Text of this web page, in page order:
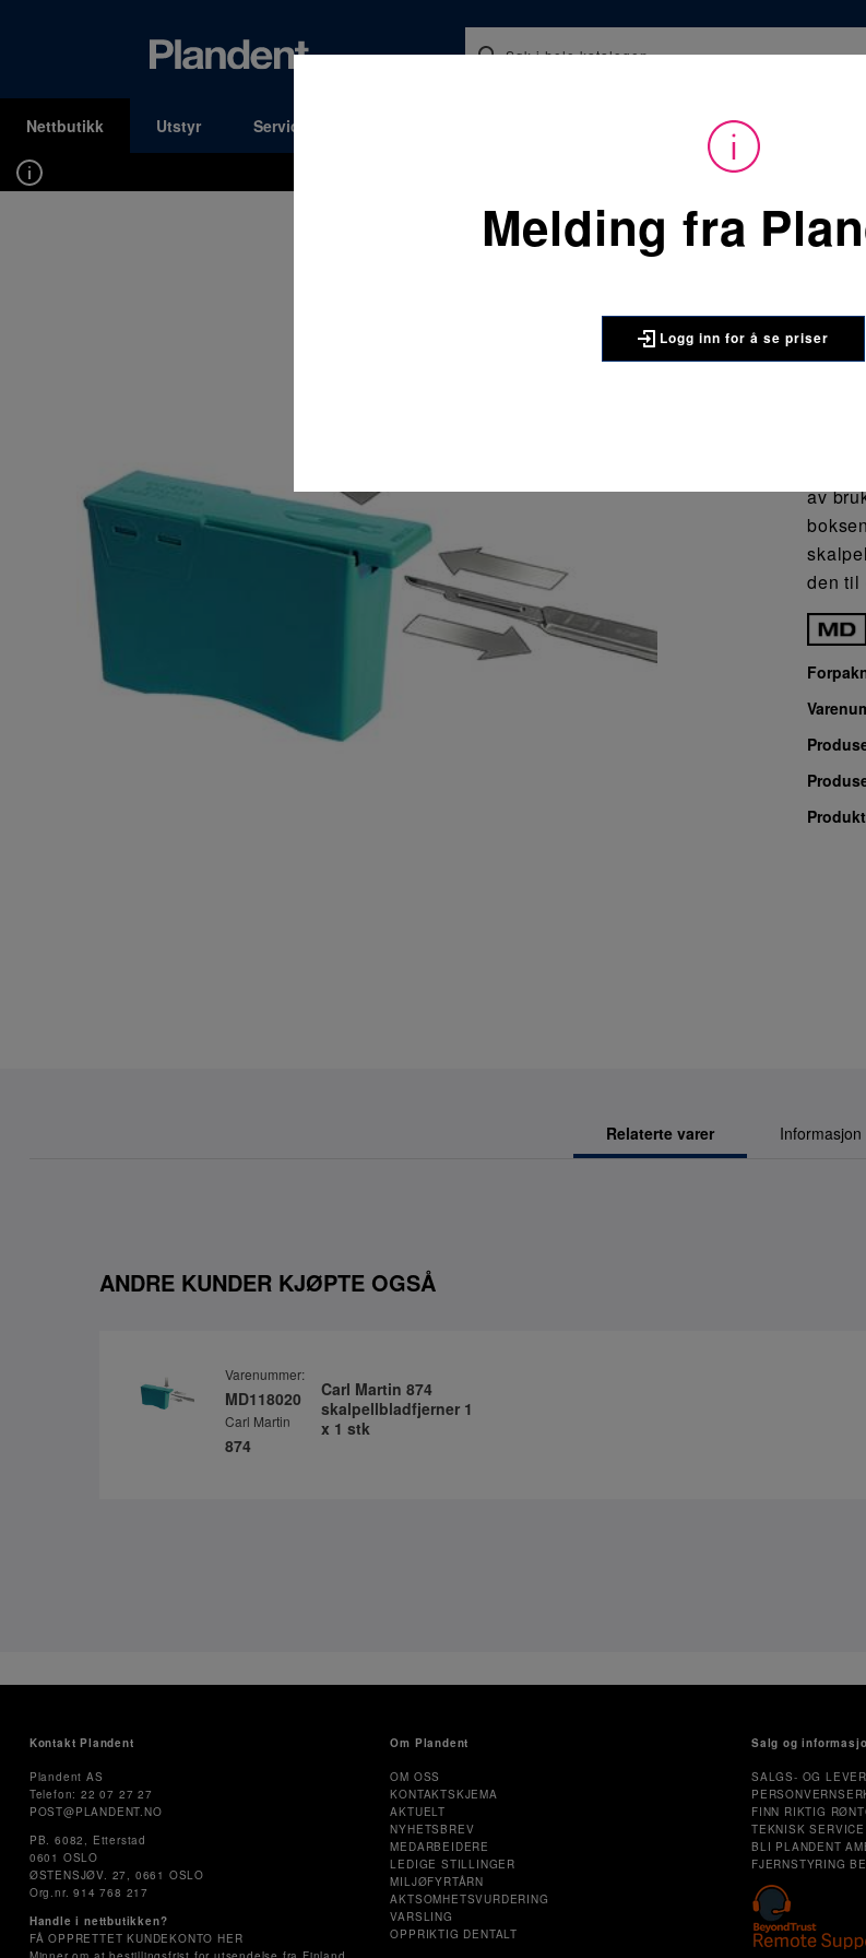
Nettbutikk Utstyr Service og Support Webinar og film
Du må være innlogget for å kunne se priser på produktene og handle. Ikke kunde
Du
er
her:
CARL
av
den til
Relaterte varer Informasjon
ANDRE KUNDER KJØPTE OGSÅ
Varenummer:
MD118020
Carl Martin
874
Carl Martin 874
skalpellbladfjerner 1
x 1 stk
Melding fra
Logg inn for å se priser
Kontakt Plandent
Plandent AS
Telefon: 22 07 27 27
POST@PLANDENT.NO
PB. 6082, Etterstad
0601 OSLO
ØSTENSJØV. 27, 0661 OSLO
Org.nr. 914 768 217
Handle i nettbutikken?
FÅ OPPRETTET KUNDEKONTO HER
Om Plandent
OM OSS
KONTAKTSKJEMA
AKTUELT
NYHETSBREV
MEDARBEIDERE
LEDIGE STILLINGER
MILJØFYRTÅRN
AKTSOMHETSVURDERING
VARSLING
OPPRIKTIG DENTALT
Salg og
SALGS- OG
FINN RIKTIG
TEKNISK SERVICE
BLI PLANDENT
FJERNSTYRING